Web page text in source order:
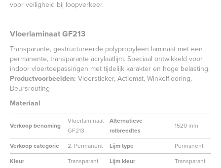
voor veiligheid bij loopverkeer.
Vloerlaminaat GF213
Transparante, gestructureerde polypropyleen laminaat met een
permanente, transparante acrylaatlijm. Speciaal ontwikkeld voor
indoor vloertoepassingen met tijdelijk karakter en hoge belasting.
Productvoorbeelden: Vloersticker, Actiemat, Winkelflooring,
Beursrouting
Materiaal
Verkoop benaming
Vloerlaminaat
GF213
Alternatieve
rolbreedtes
1520 mm
Verkoop categorie 2. Permanent Lijm type
Permanent
Kleur
Transparant Lijm kleur
Transparant